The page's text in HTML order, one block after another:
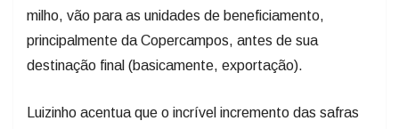
milho, vão para as unidades de beneficiamento,
principalmente da Copercampos, antes de sua
destinação final (basicamente, exportação).
Luizinho acentua que o incrível incremento das safras